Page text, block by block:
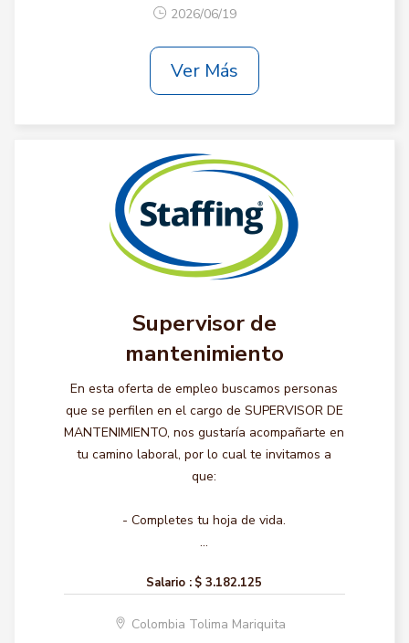
2026/06/19
Ver Más
Supervisor de
mantenimiento
En esta oferta de empleo buscamos personas
que se perfilen en el cargo de SUPERVISOR DE
MANTENIMIENTO, nos gustaría acompañarte en
tu camino laboral, por lo cual te invitamos a
que:
- Completes tu hoja de vida.
...
Salario : $ 3.182.125
Colombia Tolima Mariquita